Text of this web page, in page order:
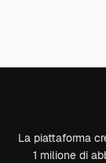
La piattaforma
1 milione di